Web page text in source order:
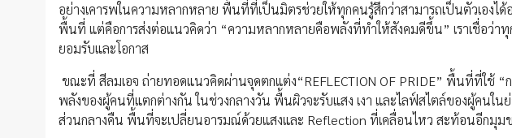
อย่างเคารพในความหลากหลาย พื้นที่ที่เป็นมิตรช่วยให้ทุกคนรู้สึกว่าสามารถเป็นตัวเองได้
พื้นที่ แต่คือการส่งต่อแนวคิดว่า “ความหลากหลายคือพลังที่ทำให้สังคมดีขึ้น” เราเชื่อว่าทุ
ยอมรับและโอกาส
ขณะที่ สีลมเอจ ถ่ายทอดแนวคิดผ่านจุดตกแต่ง“REFLECTION OF PRIDE” พื้นที่ที่ใช้
พลังของผู้คนที่แตกต่างกัน ในช่วงกลางวัน พื้นผิวจะรับแสง เงา และไลฟ์สไตล์ของผู้คนใน
ส่วนกลางคืน พื้นที่จะเปลี่ยนอารมณ์ด้วยแสงและ Reflection ที่เคลื่อนไหว สะท้อนอีกมุม